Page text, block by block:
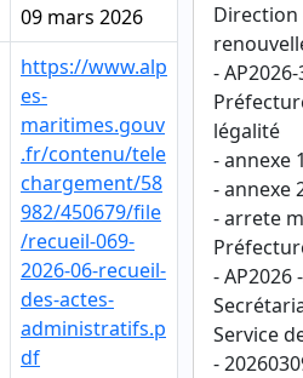
09 mars 2026
https://www.alp
es-
maritimes.gouv
.fr/contenu/tele
chargement/58
982/450679/file
/recueil-069-
2026-06-recueil-
des-actes-
administratifs.p
df
-
légalité
- annexe
- annexe
- arrete
- AP2026
Service
-